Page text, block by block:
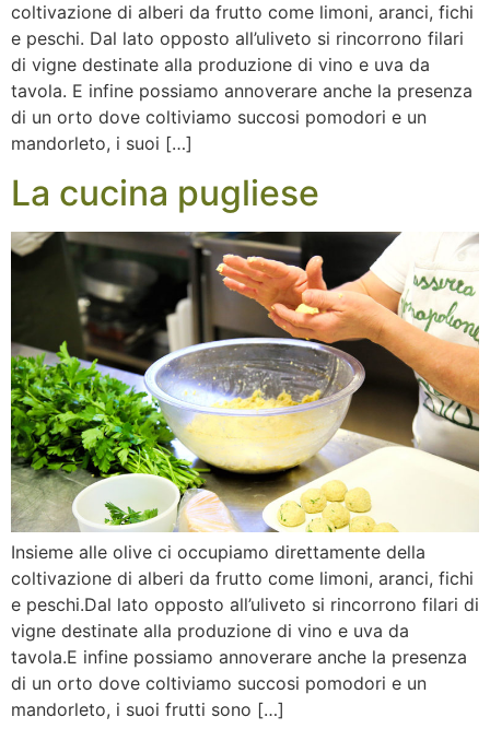
coltivazione di alberi da frutto come limoni, aranci, fichi
e peschi. Dal lato opposto all’uliveto si rincorrono filari
di vigne destinate alla produzione di vino e uva da
tavola. E infine possiamo annoverare anche la presenza
di un orto dove coltiviamo succosi pomodori e un
mandorleto, i suoi […]
La cucina pugliese
Insieme alle olive ci occupiamo direttamente della
coltivazione di alberi da frutto come limoni, aranci, fichi
e peschi.Dal lato opposto all’uliveto si rincorrono filari di
vigne destinate alla produzione di vino e uva da
tavola.E infine possiamo annoverare anche la presenza
di un orto dove coltiviamo succosi pomodori e un
mandorleto, i suoi frutti sono […]